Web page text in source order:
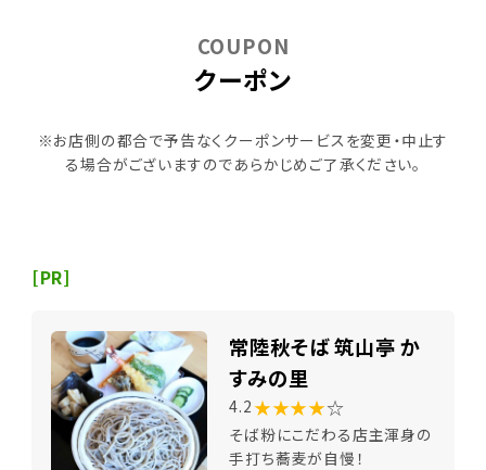
クーポン
COUPON
※お店側の都合で予告なくクーポンサービスを変更・中止す
る場合がございますのであらかじめご了承ください。
[PR]
常陸秋そば 筑山亭 か
すみの里
4.2 ★★★★☆
そば粉にこだわる店主渾身の
手打ち蕎麦が自慢！